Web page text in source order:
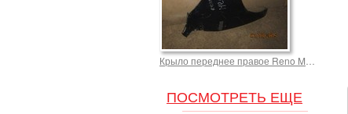
ПОСМОТРЕТЬ ЕЩЕ